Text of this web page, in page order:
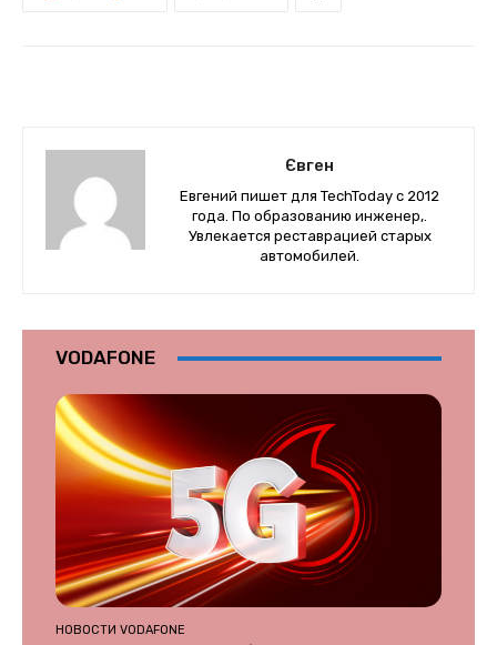
Євген
Евгений пишет для TechToday с 2012
года. По образованию инженер,.
Увлекается реставрацией старых
автомобилей.
VODAFONE
НОВОСТИ VODAFONE